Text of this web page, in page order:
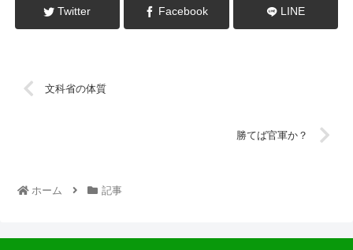
Twitter Facebook LINE
文科省の体質
勝てば官軍か？
ホーム 記事